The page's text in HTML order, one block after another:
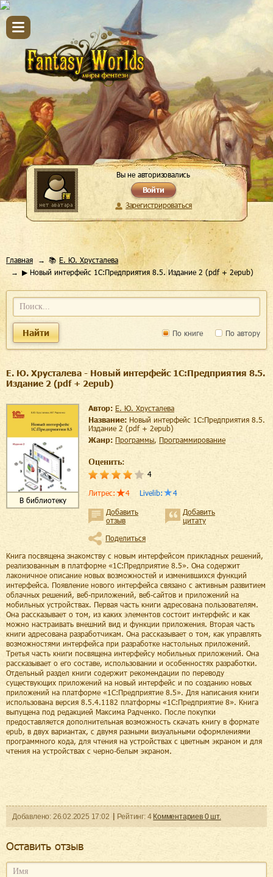
Вы не авторизовались
Войти
Зарегистрироваться
Главная 📚 Е. Ю. Хрусталева
▶ Новый интерфейс 1С:Предприятия 8.5. Издание 2 (pdf + 2epub)
По книге По автору
Найти
Е. Ю. Хрусталева - Новый интерфейс 1С:Предприятия 8.5.
Издание 2 (pdf + 2epub)
В библиотеку
Автор: Е. Ю. Хрусталева
Название: Новый интерфейс 1С:Предприятия 8.5.
Издание 2 (pdf + 2epub)
Жанр:
программы, программирование
Оценить:
4
Литрес: 4 Livelib: 4
Добавить
отзыв
Добавить
цитату
Поделиться
Книга посвящена знакомству с новым интерфейсом прикладных решений,
реализованным в платформе «1С:Предприятие 8.5». Она содержит
лаконичное описание новых возможностей и изменившихся функций
интерфейса. Появление нового интерфейса связано с активным развитием
облачных решений, веб-приложений, веб-сайтов и приложений на
мобильных устройствах. Первая часть книги адресована пользователям.
Она рассказывает о том, из каких элементов состоит интерфейс и как
можно настраивать внешний вид и функции приложения. Вторая часть
книги адресована разработчикам. Она рассказывает о том, как управлять
возможностями интерфейса при разработке настольных приложений.
Третья часть книги посвящена интерфейсу мобильных приложений. Она
рассказывает о его составе, использовании и особенностях разработки.
Отдельный раздел книги содержит рекомендации по переводу
существующих приложений на новый интерфейс и по созданию новых
приложений на платформе «1С:Предприятие 8.5». Для написания книги
использована версия 8.5.4.1182 платформы «1С:Предприятие 8». Книга
выпущена под редакцией Максима Радченко. После покупки
предоставляется дополнительная возможность скачать книгу в формате
epub, в двух вариантах, с двумя разными визуальными оформлениями
программного кода, для чтения на устройствах с цветным экраном и для
чтения на устройствах с черно-белым экраном.
Добавленo: 26.02.2025 17:02 Рейтинг: 4 Комментариев 0шт.
Оcтавить отзыв